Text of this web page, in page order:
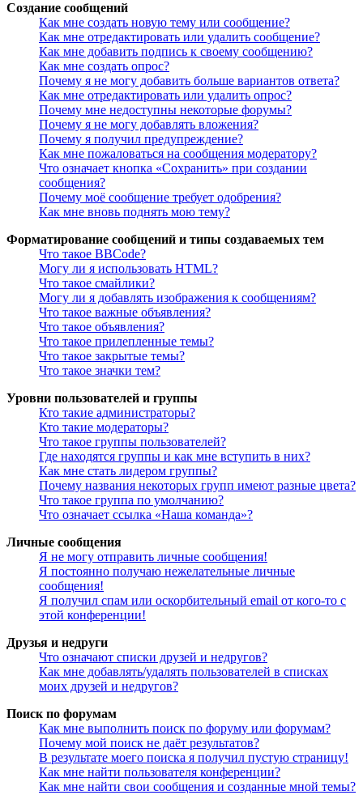
Создание сообщений
Как мне создать новую тему или сообщение?
Как мне отредактировать или удалить сообщение?
Как мне добавить подпись к своему сообщению?
Как мне создать опрос?
Почему я не могу добавить больше вариантов ответа?
Как мне отредактировать или удалить опрос?
Почему мне недоступны некоторые форумы?
Почему я не могу добавлять вложения?
Почему я получил предупреждение?
Как мне пожаловаться на сообщения модератору?
Что означает кнопка «Сохранить» при создании
сообщения?
Почему моё сообщение требует одобрения?
Как мне вновь поднять мою тему?
Форматирование сообщений и типы создаваемых тем
Что такое BBCode?
Могу ли я использовать HTML?
Что такое смайлики?
Могу ли я добавлять изображения к сообщениям?
Что такое важные объявления?
Что такое объявления?
Что такое прилепленные темы?
Что такое закрытые темы?
Что такое значки тем?
Уровни пользователей и группы
Кто такие администраторы?
Кто такие модераторы?
Что такое группы пользователей?
Где находятся группы и как мне вступить в них?
Как мне стать лидером группы?
Почему названия некоторых групп имеют разные цвета?
Что такое группа по умолчанию?
Что означает ссылка «Наша команда»?
Личные сообщения
Я не могу отправить личные сообщения!
Я постоянно получаю нежелательные личные
сообщения!
Я получил спам или оскорбительный email от кого-то с
этой конференции!
Друзья и недруги
Что означают списки друзей и недругов?
Как мне добавлять/удалять пользователей в списках
моих друзей и недругов?
Поиск по форумам
Как мне выполнить поиск по форуму или форумам?
Почему мой поиск не даёт результатов?
В результате моего поиска я получил пустую страницу!
Как мне найти пользователя конференции?
Как мне найти свои сообщения и созданные мной темы?